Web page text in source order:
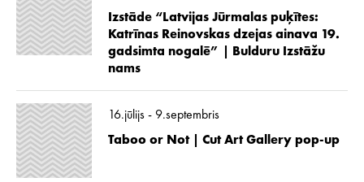
Izstāde “Latvijas Jūrmalas puķītes:
Katrīnas Reinovskas dzejas ainava 19.
gadsimta nogalē” | Bulduru Izstāžu
nams
16.jūlijs - 9.septembris
Taboo or Not | Cut Art Gallery pop-up